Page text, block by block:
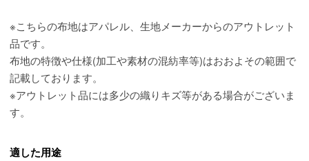
※こちらの布地はアパレル、生地メーカーからのアウトレット
品です。
布地の特徴や仕様(加工や素材の混紡率等)はおおよその範囲で
記載しております。
※アウトレット品には多少の織りキズ等がある場合がございま
す。
適した用途